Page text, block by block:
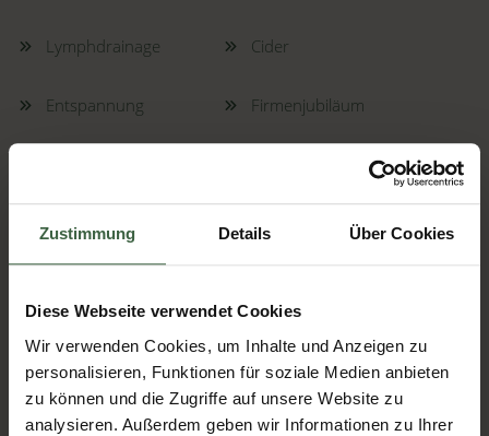
Zustimmung Details Über Cookies
Diese Webseite verwendet Cookies
Wir verwenden Cookies, um Inhalte und Anzeigen zu
personalisieren, Funktionen für soziale Medien anbieten
zu können und die Zugriffe auf unsere Website zu
analysieren. Außerdem geben wir Informationen zu Ihrer
Lymphdrainage Cider
Entspannung Firmenjubiläum
Wellness Gutschein